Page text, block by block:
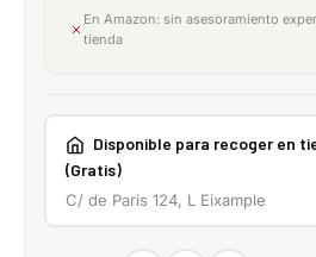
En Amazon: sin asesoramiento
tienda
Disponible para recoger en
(Gratis)
C/ de Paris 124, L Eixample